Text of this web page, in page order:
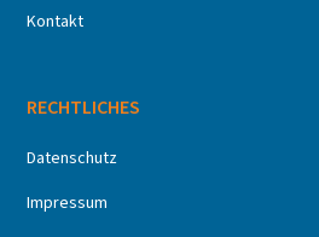
Kontakt
RECHTLICHES
Datenschutz
Impressum